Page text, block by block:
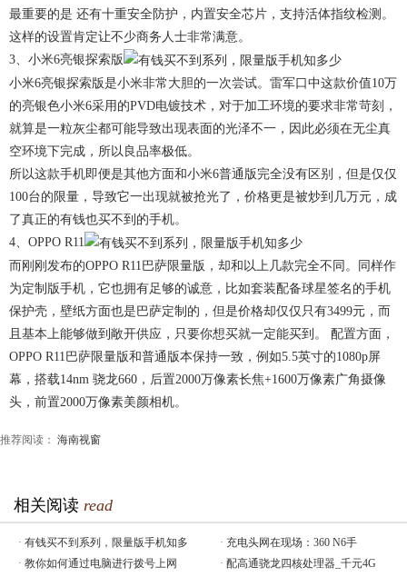
最重要的是 还有十重安全防护，内置安全芯片，支持活体指纹检测。
这样的设置肯定让不少商务人士非常满意。
3、小米6亮银探索版
小米6亮银探索版是小米非常大胆的一次尝试。雷军口中这款价值10万
的亮银色小米6采用的PVD电镀技术，对于加工环境的要求非常苛刻，
就算是一粒灰尘都可能导致出现表面的光泽不一，因此必须在无尘真
空环境下完成，所以良品率极低。
所以这款手机即便是其他方面和小米6普通版完全没有区别，但是仅仅
100台的限量，导致它一出现就被抢光了，价格更是被炒到几万元，成
了真正的有钱也买不到的手机。
4、OPPO R11
而刚刚发布的OPPO R11巴萨限量版，却和以上几款完全不同。同样作
为定制版手机，它也拥有足够的诚意，比如套装配备球星签名的手机
保护壳，壁纸方面也是巴萨定制的，但是价格却仅仅只有3499元，而
且基本上能够做到敞开供应，只要你想买就一定能买到。 配置方面，
OPPO R11巴萨限量版和普通版本保持一致，例如5.5英寸的1080p屏
幕，搭载14nm 骁龙660，后置2000万像素长焦+1600万像素广角摄像
头，前置2000万像素美颜相机。
推荐阅读： 海南视窗
相关阅读 read
· 有钱买不到系列，限量版手机知多 · 充电头网在现场：360 N6手
· 教你如何通过电脑进行拨号上网 · 配高通骁龙四核处理器_千元4G